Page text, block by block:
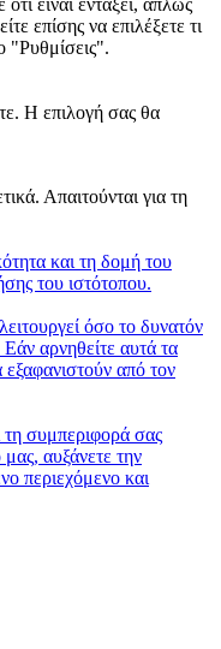
είναι εντάξει, απλώς
επίσης να επιλέξετε τι
"Ρυθμίσεις".
Η επιλογή σας θα
Απαιτούνται για τη
και τη δομή του
του ιστότοπου.
όσο το δυνατόν
αρνηθείτε αυτά τα
εξαφανιστούν από τον
τη συμπεριφορά σας
αυξάνετε την
περιεχόμενο και